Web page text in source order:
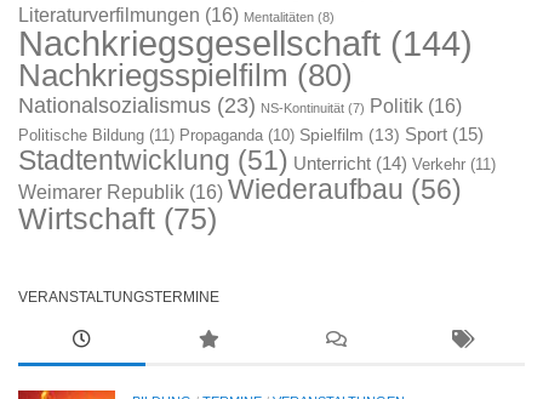
Literaturverfilmungen (16) Mentalitäten (8)
Nachkriegsgesellschaft (144)
Nachkriegsspielfilm (80)
Nationalsozialismus (23) NS-Kontinuität (7) Politik (16)
Politische Bildung (11) Propaganda (10) Spielfilm (13) Sport (15)
Stadtentwicklung (51) Unterricht (14) Verkehr (11)
Weimarer Republik (16) Wiederaufbau (56)
Wirtschaft (75)
VERANSTALTUNGSTERMINE